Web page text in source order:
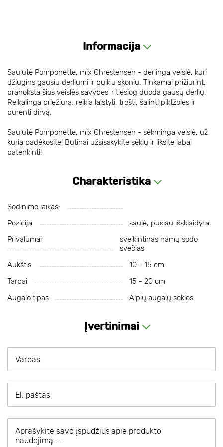
Informacija
Saulutė Pomponette, mix Chrestensen - derlinga veislė, kuri
džiugins gausiu derliumi ir puikiu skoniu. Tinkamai prižiūrint,
pranoksta šios veislės savybes ir tiesiog duoda gausų derlių.
Reikalinga priežiūra: reikia laistyti, tręšti, šalinti piktžoles ir
purenti dirvą.
Saulutė Pomponette, mix Chrestensen - sėkminga veislė, už
kurią padėkosite! Būtinai užsisakykite sėklų ir liksite labai
patenkinti!
Charakteristika
Sodinimo laikas:
Pozicija
saulė, pusiau išsklaidyta
Privalumai
sveikintinas namų sodo
svečias
Aukštis
10 - 15 cm
Tarpai
15 - 20 cm
Augalo tipas
Alpių augalų sėklos
Įvertinimai